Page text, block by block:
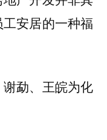
安居的一种福
谢勐、王皖为化